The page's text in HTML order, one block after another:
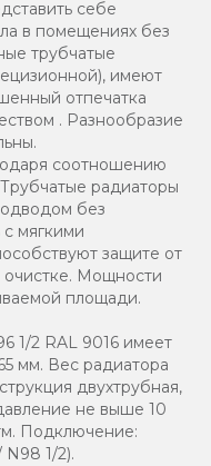
себе
в помещениях без
трубчатые
имеют
отпечатка
. Разнообразие
соотношению
радиаторы
без
мягкими
защите от
очистке. Мощности
площади.
1/2 RAL 9016 имеет
мм. Вес радиатора
двухтрубная,
не выше 10
Подключение:
1/2).